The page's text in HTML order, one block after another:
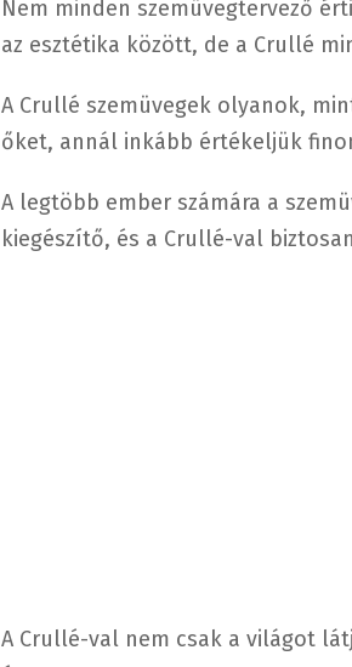
Nem minden szemüvegtervező
az esztétika között, de a Crullé
A Crullé szemüvegek olyanok,
őket, annál inkább értékeljük
A legtöbb ember számára a
kiegészítő, és a Crullé-val
A Crullé-val nem csak a világot